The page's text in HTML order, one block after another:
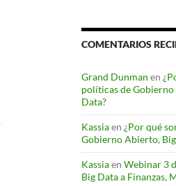
COMENTARIOS
Grand Dunman en
políticas de
Data?
Kassiaen ¿Por qué
Gobierno Abierto,
Kassiaen Webinar 3
Big Data a Finanzas,